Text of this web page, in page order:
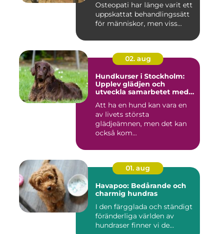
Osteopati har länge varit ett
uppskattat behandlingssätt
för människor, men viss...
02. aug
Hundkurser i Stockholm:
Upplev glädjen och
utveckla samarbetet med
Att ha en hund kan vara en
av livets största
glädjeämnen, men det kan
också kom...
01. aug
Havapoo: Bedårande och
charmig hundras
I den färgglada och ständigt
föränderliga världen av
hundraser finner vi de...